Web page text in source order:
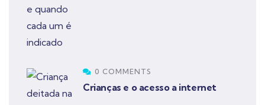
0 COMMENTS
Crianças e o acesso a internet